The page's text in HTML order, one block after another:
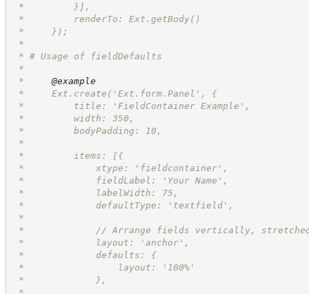
*         }],
*         renderTo: Ext.getBody()
*     });
*
* # Usage of fieldDefaults
*
* @example
*     Ext.create('Ext.form.Panel', {
*         title: 'FieldContainer Example',
*         width: 350,
*         bodyPadding: 10,
*
*         items: [{
*             xtype: 'fieldcontainer',
*             fieldLabel: 'Your Name',
*             labelWidth: 75,
*             defaultType: 'textfield',
*
*             // Arrange fields vertically,
*             layout: 'anchor',
*             defaults: {
*                 layout: '100%'
*             },
*